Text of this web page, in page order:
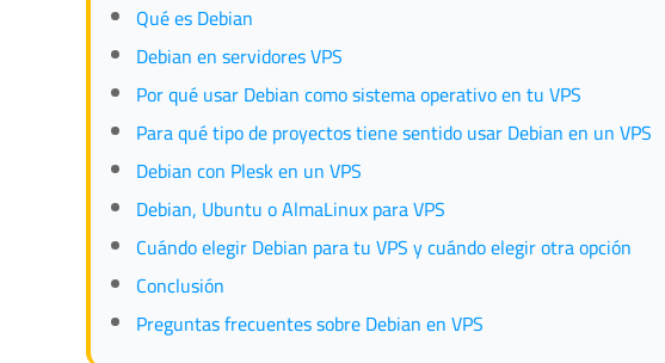
Qué es Debian
Debian en servidores VPS
Por qué usar Debian como sistema operativo en tu VPS
Para qué tipo de proyectos tiene sentido usar Debian en un VPS
Debian con Plesk en un VPS
Debian, Ubuntu o AlmaLinux para VPS
Cuándo elegir Debian para tu VPS y cuándo elegir otra opción
Conclusión
Preguntas frecuentes sobre Debian en VPS